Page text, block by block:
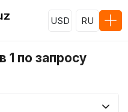
USD RU
1 по запросу